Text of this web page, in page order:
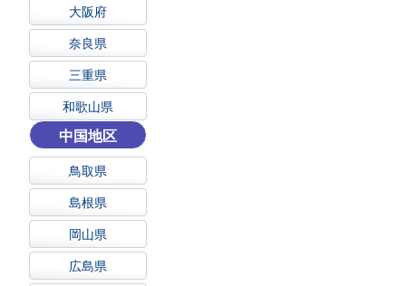
大阪府
奈良県
三重県
和歌山県
中国地区
鳥取県
島根県
岡山県
広島県